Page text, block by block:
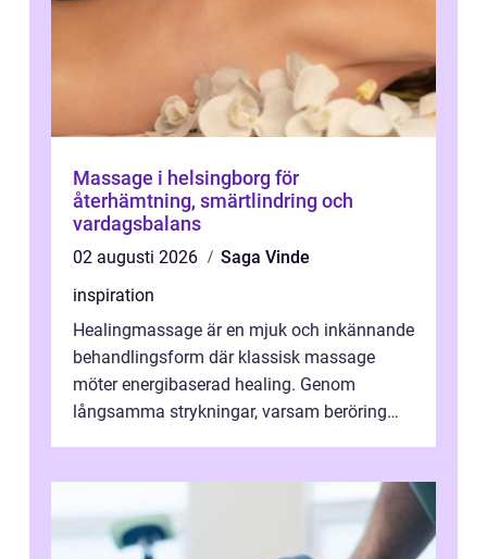
Massage i helsingborg för
återhämtning, smärtlindring och
vardagsbalans
02 augusti 2026
Saga Vinde
inspiration
Healingmassage är en mjuk och inkännande
behandlingsform där klassisk massage
möter energibaserad healing. Genom
långsamma strykningar, varsam beröring